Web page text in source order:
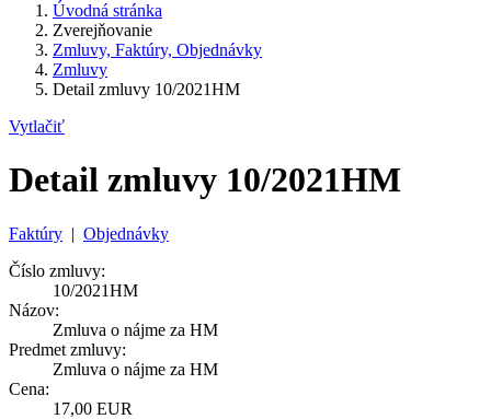
Úvodná stránka
Zverejňovanie
Zmluvy, Faktúry, Objednávky
Zmluvy
Detail zmluvy 10/2021HM
Vytlačiť
Detail zmluvy 10/2021HM
Faktúry | Objednávky
Číslo zmluvy:
10/2021HM
Názov:
Zmluva o nájme za HM
Predmet zmluvy:
Zmluva o nájme za HM
Cena:
17,00 EUR